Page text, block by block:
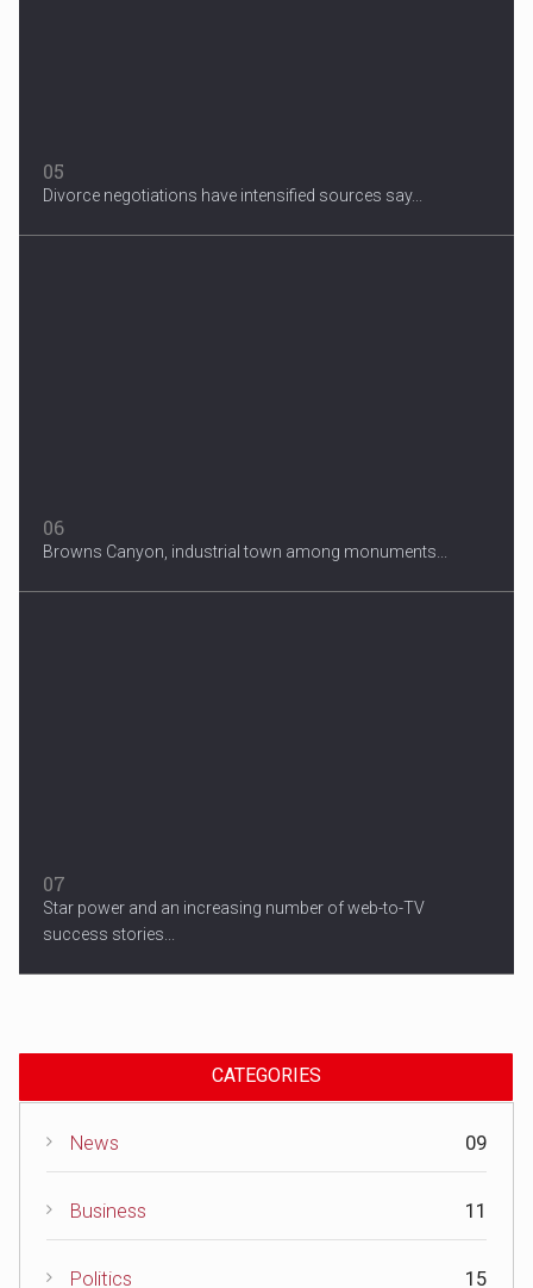
05
Divorce negotiations have intensified sources say...
06
Browns Canyon, industrial town among monuments...
07
Star power and an increasing number of web-to-TV
success stories...
CATEGORIES
News 09
Business 11
Politics 15